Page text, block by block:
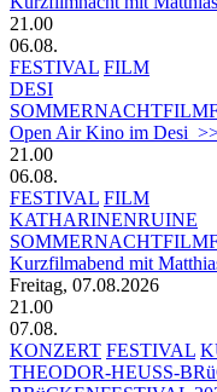
21.00
06.08.
FESTIVAL FILM
DESI
Open Air Kino im Desi
21.00
06.08.
FESTIVAL FILM
KATHARINENRUINE
Kurzfilmabend mit
Freitag, 07.08.2026
21.00
07.08.
KONZERT FESTIVAL
THEODOR-HEUSS-